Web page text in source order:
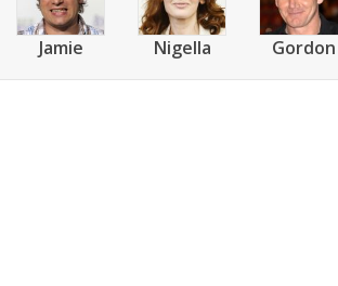
Jamie Nigella Gordon